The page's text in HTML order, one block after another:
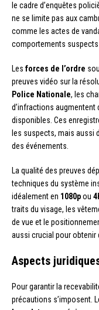
le cadre d’enquêtes
ne se limite pas aux
comme les actes de
comportements suspects
Les forces de l’ordre
preuves vidéo sur la
Police Nationale, les
d’infractions augmentent
disponibles. Ces
les suspects, mais aussi
des événements.
La qualité des preuves
techniques du système
idéalement en 1080pou
traits du visage, les
de vue et le
aussi crucial pour obtenir
Aspects
Pour garantir la
précautions s’imposent.